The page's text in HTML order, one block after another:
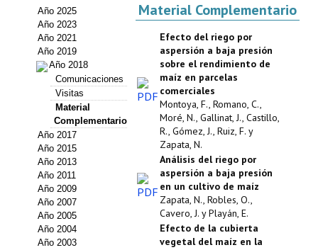
Asociación AIDA
Cincuentenario AIDA
Organigrama
Estatutos
Hacerse socio
Noticias
Galería de Fotos
Web AIDA 2.0
Año 2025
Año 2023
Año 2021
Año 2019
Año 2018
Comunicaciones
Visitas
Material
Complementario
Año 2017
Año 2015
Año 2013
Año 2011
Año 2009
Año 2007
Año 2005
Año 2004
Año 2003
Material Complementario
Efecto del riego por
aspersión a baja presión
sobre el rendimiento de
maíz en parcelas
comerciales
Montoya, F., Romano, C.,
Moré, N., Gallinat, J., Castillo,
R., Gómez, J., Ruiz, F. y
Zapata, N.
Análisis del riego por
aspersión a baja presión
en un cultivo de maíz
Zapata, N., Robles, O.,
Cavero, J. y Playán, E.
Efecto de la cubierta
vegetal del maíz en la